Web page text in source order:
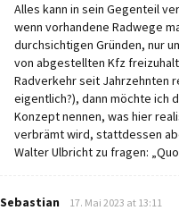
Alles kann in sein Gegenteil
wenn vorhandene Radwege
durchsichtigen Gründen, nur
von abgestellten Kfz
Radverkehr seit Jahrzehnten
eigentlich?), dann möchte ich
Konzept nennen, was hier
verbrämt wird, stattdessen
Walter Ulbricht zu fragen:
Sebastian says:
17. Mai 2023 at 13:11